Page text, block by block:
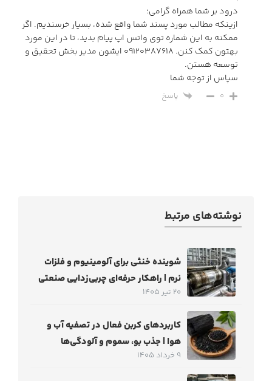
درود بر شما همراه گرامی؛
ازینکه مطالب مورد پسند شما واقع شده، بسیار خرسندیم. اگر
ممکنه به این شماره توی واتس اپ پیام بدید، تا در این مورد
بهتون کمک کنن. 09120387618 ایشون مدیر بخش تحقیق و
توسعه هستن.
سپاس از توجه شما
0 پاسخ
نوشته‌های مرتبط
شوینده خنثی برای آلومینیوم و فلزات
نرم | راهکار حرفه‌ای چربی‌زدایی صنعتی
20 تیر 1405
کاربردهای کربن فعال در تصفیه آب و
هوا | جذب بو، سموم و آلودگی‌ها
9 خرداد 1405